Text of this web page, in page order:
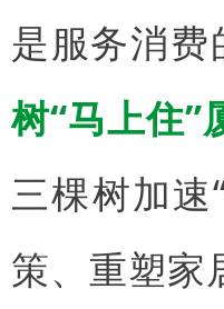
是服务消
树“马上住”
三棵树加
策、重塑家